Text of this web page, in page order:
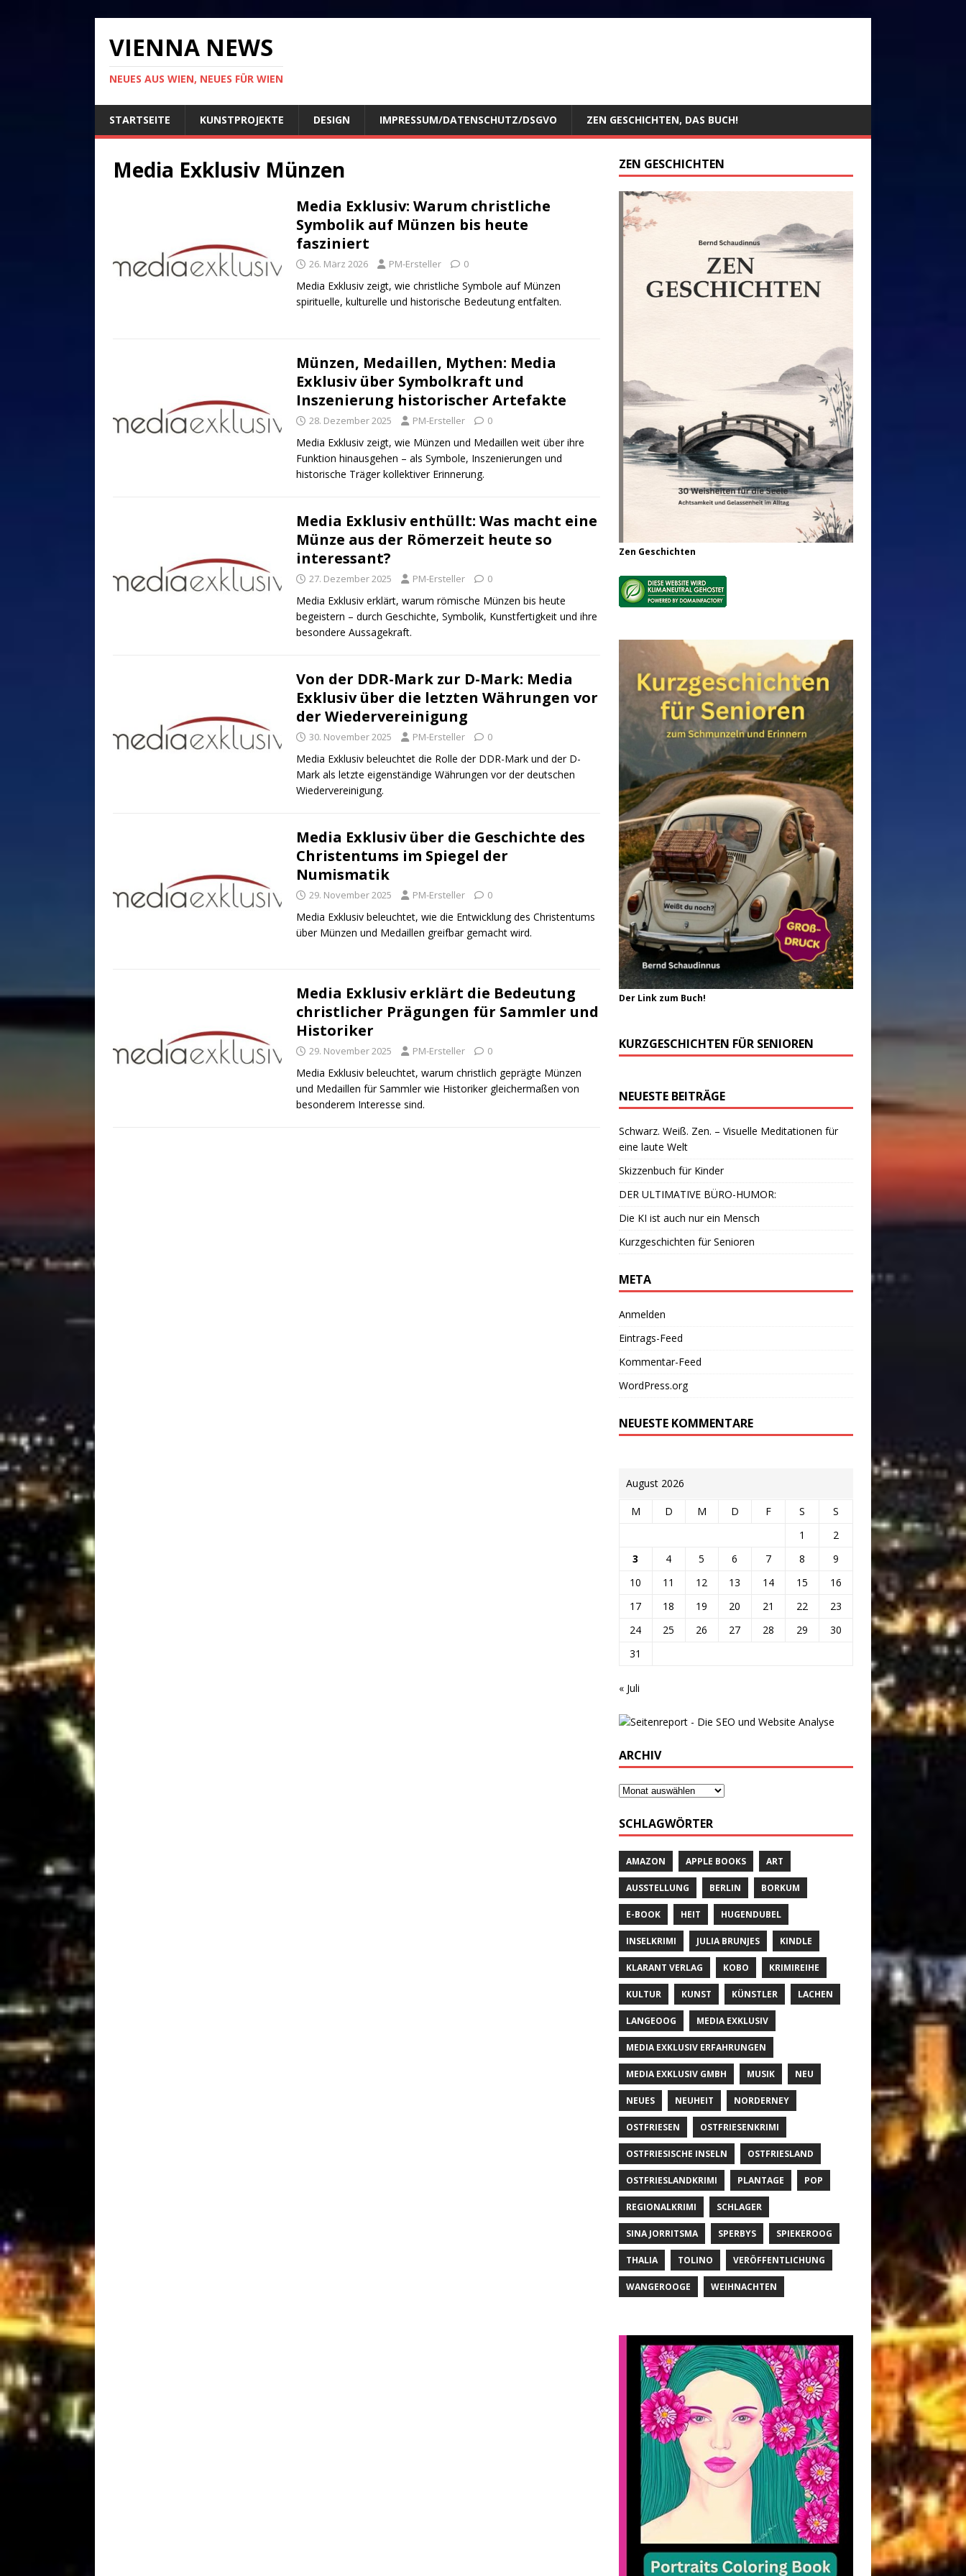
VIENNA NEWS
NEUES AUS WIEN, NEUES FÜR WIEN
STARTSEITE KUNSTPROJEKTE DESIGN IMPRESSUM/DATENSCHUTZ/DSGVO ZEN GESCHICHTEN, DAS BUCH!
Media Exklusiv Münzen
Media Exklusiv: Warum christliche
Symbolik auf Münzen bis heute
fasziniert
26. März 2026 PM-Ersteller 0
Media Exklusiv zeigt, wie christliche Symbole auf Münzen
spirituelle, kulturelle und historische Bedeutung entfalten.
Münzen, Medaillen, Mythen: Media
Exklusiv über Symbolkraft und
Inszenierung historischer Artefakte
28. Dezember 2025 PM-Ersteller 0
Media Exklusiv zeigt, wie Münzen und Medaillen weit über ihre
Funktion hinausgehen – als Symbole, Inszenierungen und
historische Träger kollektiver Erinnerung.
Media Exklusiv enthüllt: Was macht eine
Münze aus der Römerzeit heute so
interessant?
27. Dezember 2025 PM-Ersteller 0
Media Exklusiv erklärt, warum römische Münzen bis heute
begeistern – durch Geschichte, Symbolik, Kunstfertigkeit und ihre
besondere Aussagekraft.
Von der DDR-Mark zur D-Mark: Media
Exklusiv über die letzten Währungen vor
der Wiedervereinigung
30. November 2025 PM-Ersteller 0
Media Exklusiv beleuchtet die Rolle der DDR-Mark und der D-
Mark als letzte eigenständige Währungen vor der deutschen
Wiedervereinigung.
Media Exklusiv über die Geschichte des
Christentums im Spiegel der
Numismatik
29. November 2025 PM-Ersteller 0
Media Exklusiv beleuchtet, wie die Entwicklung des Christentums
über Münzen und Medaillen greifbar gemacht wird.
Media Exklusiv erklärt die Bedeutung
christlicher Prägungen für Sammler und
Historiker
29. November 2025 PM-Ersteller 0
Media Exklusiv beleuchtet, warum christlich geprägte Münzen
und Medaillen für Sammler wie Historiker gleichermaßen von
besonderem Interesse sind.
ZEN GESCHICHTEN
Zen Geschichten
Der Link zum Buch!
KURZGESCHICHTEN FÜR SENIOREN
NEUESTE BEITRÄGE
Schwarz. Weiß. Zen. – Visuelle Meditationen für
eine laute Welt
Skizzenbuch für Kinder
DER ULTIMATIVE BÜRO-HUMOR:
Die KI ist auch nur ein Mensch
Kurzgeschichten für Senioren
META
Anmelden
Eintrags-Feed
Kommentar-Feed
WordPress.org
NEUESTE KOMMENTARE
August 2026
M D M D F S
S
1
2
3
4 5 6 7 8
9
10
11 12 13 14 15
16
17
18 19 20 21 22
23
24
25 26 27 28 29
30
31
« Juli
ARCHIV
SCHLAGWÖRTER
AMAZON APPLE BOOKS ART
AUSSTELLUNG BERLIN BORKUM
E-BOOK HEIT HUGENDUBEL
INSELKRIMI JULIA BRUNJES KINDLE
KLARANT VERLAG KOBO KRIMIREIHE
KULTUR KUNST KÜNSTLER LACHEN
LANGEOOG MEDIA EXKLUSIV
MEDIA EXKLUSIV ERFAHRUNGEN
MEDIA EXKLUSIV GMBH MUSIK NEU
NEUES NEUHEIT NORDERNEY
OSTFRIESEN OSTFRIESENKRIMI
OSTFRIESISCHE INSELN OSTFRIESLAND
OSTFRIESLANDKRIMI PLANTAGE POP
REGIONALKRIMI SCHLAGER
SINA JORRITSMA SPERBYS SPIEKEROOG
THALIA TOLINO VERÖFFENTLICHUNG
WANGEROOGE WEIHNACHTEN